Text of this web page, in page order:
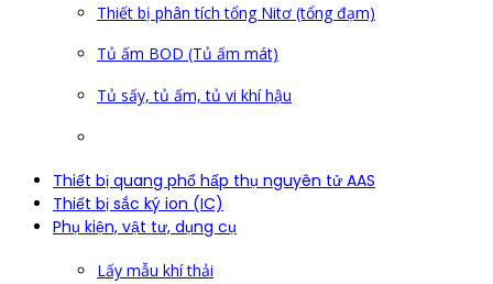
Thiết bị phân tích tổng Nitơ (tổng đạm)
Tủ ấm BOD (Tủ ấm mát)
Tủ sấy, tủ ấm, tủ vi khí hậu
Thiết bị quang phổ hấp thụ nguyên tử AAS
Thiết bị sắc ký ion (IC)
Phụ kiện, vật tư, dụng cụ
Lấy mẫu khí thải